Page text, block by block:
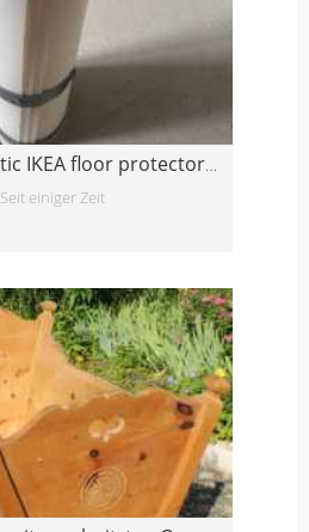
Large thick plastic IKEA floor protectors x 3
Seit einiger Zeit